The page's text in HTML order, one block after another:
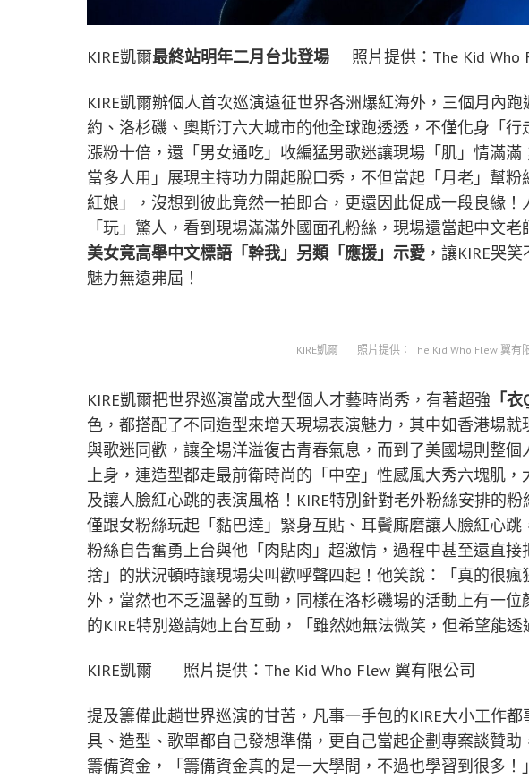
KIRE凱爾最終站明年二月台北登場 照片提供：The Kid Who
KIRE凱爾辦個人首次巡演遠征世界各洲爆紅海外，三個月內
約、洛杉磯、奧斯汀六大城市的他全球跑透透，不僅化身「
漲粉十倍，還「男女通吃」收編猛男歌迷讓現場「肌」情滿滿
當多人用」展現主持功力開起脫口秀，不但當起「月老」幫
紅娘」，沒想到彼此竟然一拍即合，更還因此促成一段良緣！
「玩」驚人，看到現場滿滿外國面孔粉絲，現場還當起中文老
美女竟高舉中文標語「幹我」另類「應援」示愛 ，讓KIRE哭
魅力無遠弗屆！
KIRE凱爾 照片提供：The Kid Who Flew 翼有
KIRE凱爾把世界巡演當成大型個人才藝時尚秀，有著超強 「衣
色，都搭配了不同造型來增天現場表演魅力，其中如香港場
與歌迷同歡，讓全場洋溢復古青春氣息，而到了美國場則整
上身，連造型都走最前衛時尚的「中空」性感風大秀六塊肌
及讓人臉紅心跳的表演風格！KIRE特別針對老外粉絲安排的
僅跟女粉絲玩起「黏巴達」緊身互貼、耳鬢廝磨讓人臉紅心
粉絲自告奮勇上台與他「肉貼肉」超激情，過程中甚至還直接
捨」的狀況頓時讓現場尖叫歡呼聲四起！他笑說：「真的很
外，當然也不乏溫馨的互動，同樣在洛杉磯場的活動上有一
的KIRE特別邀請她上台互動，「雖然她無法微笑，但希望能透
KIRE凱爾 照片提供：The Kid Who Flew 翼有限公司
提及籌備此趟世界巡演的甘苦，凡事一手包的KIRE大小工作
具、造型、歌單都自己發想準備，更自己當起企劃專案談贊
籌備資金，「籌備資金真的是一大學問，不過也學習到很多！